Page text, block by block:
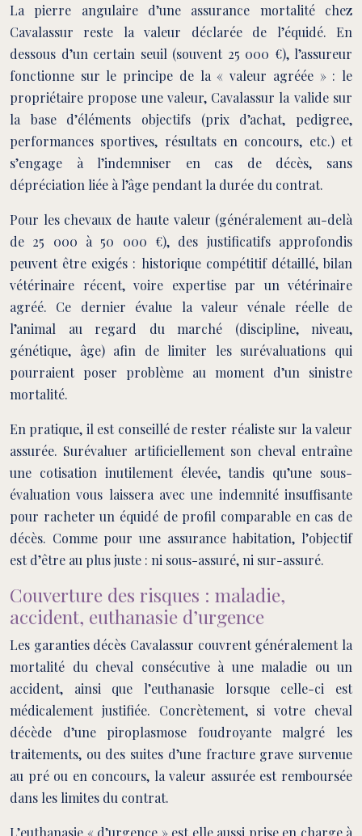
La pierre angulaire d’une assurance mortalité chez
Cavalassur reste la valeur déclarée de l’équidé. En
dessous d’un certain seuil (souvent 25 000 €), l’assureur
fonctionne sur le principe de la « valeur agréée » : le
propriétaire propose une valeur, Cavalassur la valide sur
la base d’éléments objectifs (prix d’achat, pedigree,
performances sportives, résultats en concours, etc.) et
s’engage à l’indemniser en cas de décès, sans
dépréciation liée à l’âge pendant la durée du contrat.
Pour les chevaux de haute valeur (généralement au-delà
de 25 000 à 50 000 €), des justificatifs approfondis
peuvent être exigés : historique compétitif détaillé, bilan
vétérinaire récent, voire expertise par un vétérinaire
agréé. Ce dernier évalue la valeur vénale réelle de
l’animal au regard du marché (discipline, niveau,
génétique, âge) afin de limiter les surévaluations qui
pourraient poser problème au moment d’un sinistre
mortalité.
En pratique, il est conseillé de rester réaliste sur la valeur
assurée. Surévaluer artificiellement son cheval entraîne
une cotisation inutilement élevée, tandis qu’une sous-
évaluation vous laissera avec une indemnité insuffisante
pour racheter un équidé de profil comparable en cas de
décès. Comme pour une assurance habitation, l’objectif
est d’être au plus juste : ni sous-assuré, ni sur-assuré.
Couverture des risques : maladie,
accident, euthanasie d’urgence
Les garanties décès Cavalassur couvrent généralement la
mortalité du cheval consécutive à une maladie ou un
accident, ainsi que l’euthanasie lorsque celle-ci est
médicalement justifiée. Concrètement, si votre cheval
décède d’une piroplasmose foudroyante malgré les
traitements, ou des suites d’une fracture grave survenue
au pré ou en concours, la valeur assurée est remboursée
dans les limites du contrat.
L’euthanasie « d’urgence » est elle aussi prise en charge à